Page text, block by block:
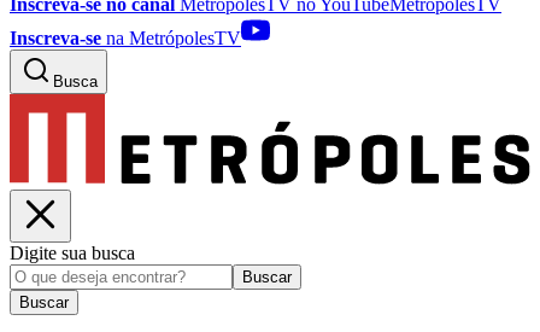
Inscreva-se no canal MetrópolesTV noYouTubeMetrópolesTV
Inscreva-se na MetrópolesTV
Busca
Digite sua busca
Buscar
Buscar